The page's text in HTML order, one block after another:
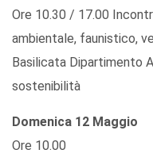
Ore 10.30 / 17.00
ambientale, faunistico,
Basilicata Dipartimento
sostenibilità
Domenica 12 Maggio
Ore 10.00